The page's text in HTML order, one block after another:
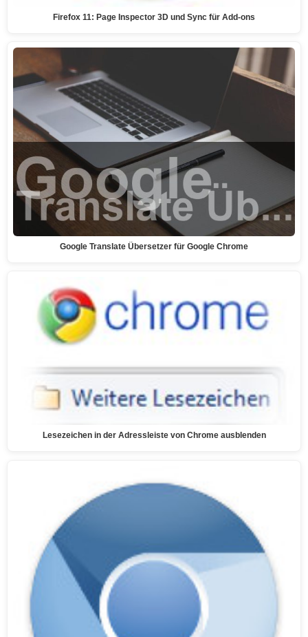
Firefox 11: Page Inspector 3D und Sync für Add-ons
Google Translate Übersetzer für Google Chrome
Lesezeichen in der Adressleiste von Chrome ausblenden